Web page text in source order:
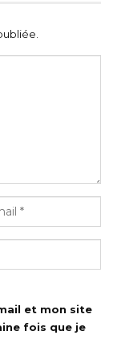
et mon site
fois que je